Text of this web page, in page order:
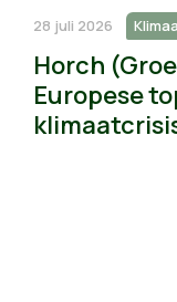
28 juli 2026
Horch
Europese